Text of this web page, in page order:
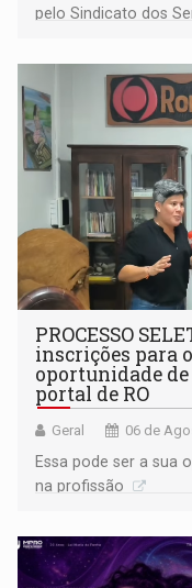
pelo Sindicato dos
PROCESSO
inscrições para
oportunidade
portal de RO
Geral 06 de
Essa pode ser a sua
na profissão